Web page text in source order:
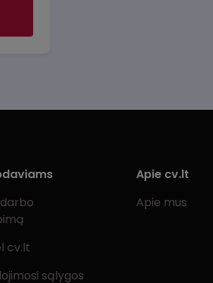
cv.lt
sąlygos
Apie cv.lt
Apie mus